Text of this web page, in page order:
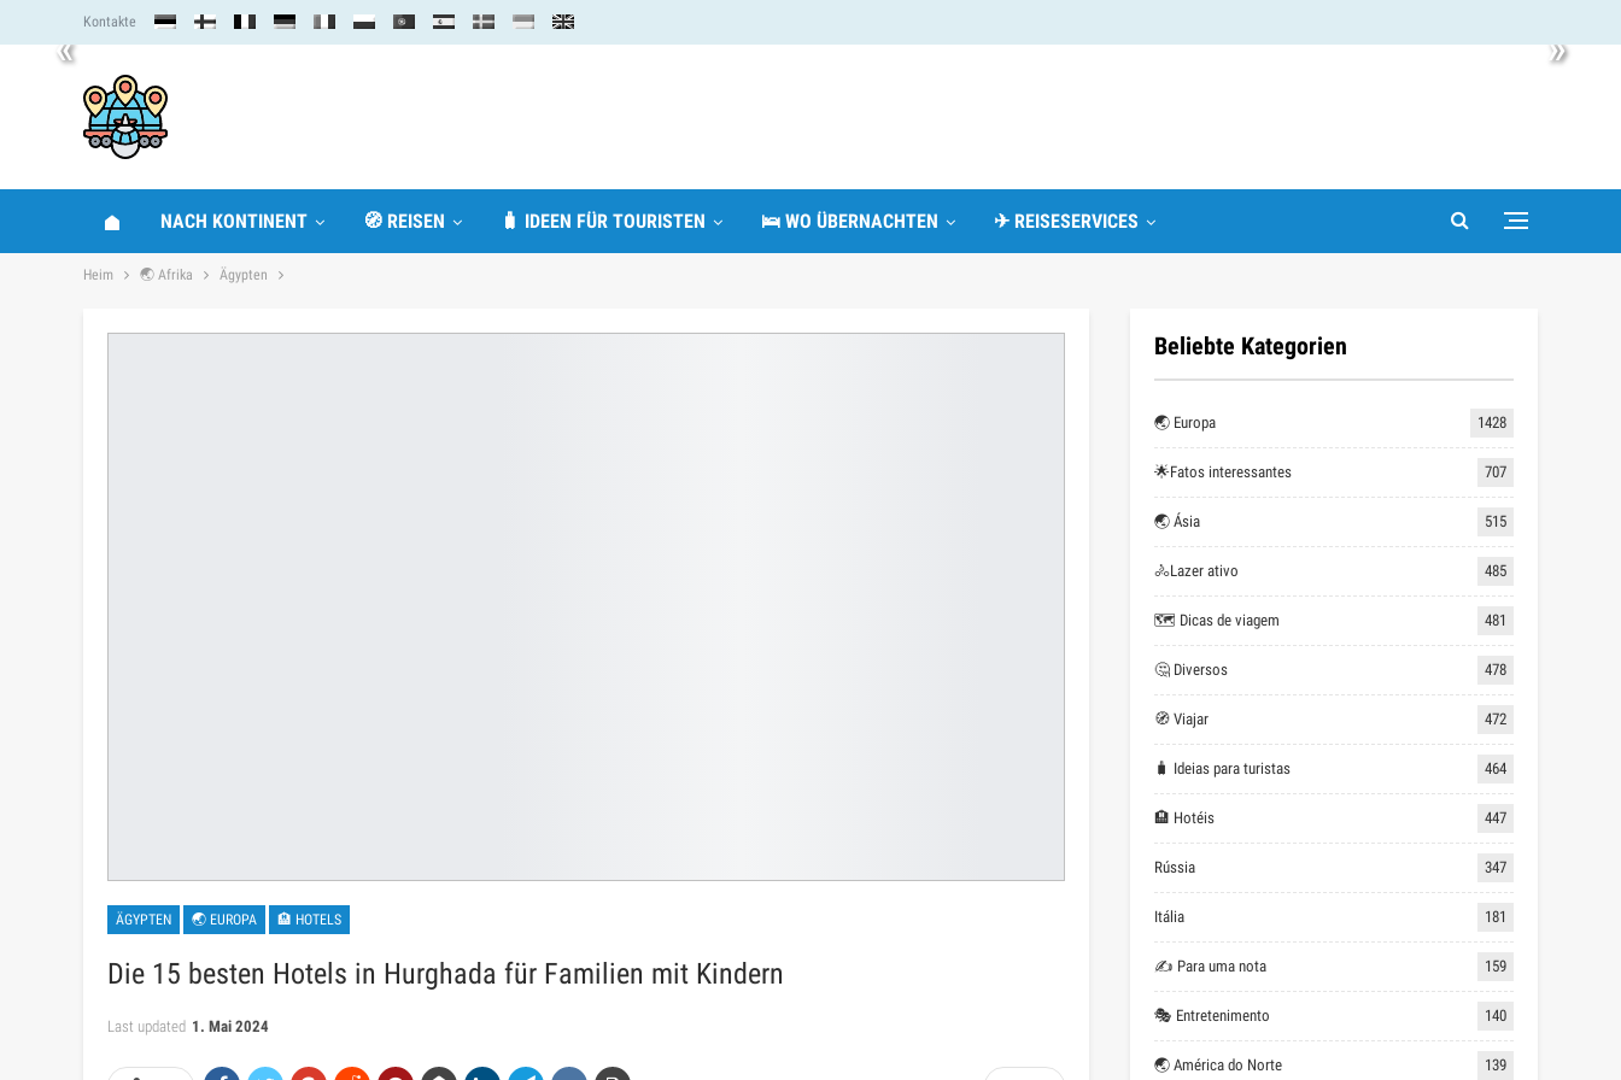
« »
Kontakte
NACH KONTINENT 🧭 REISEN 🧳 IDEEN FÜR TOURISTEN 🛌 WO ÜBERNACHTEN ✈ REISESERVICES
Heim 🌏 Afrika Ägypten
ÄGYPTEN 🌏 EUROPA 🏨 HOTELS
Die 15 besten Hotels in Hurghada für Familien mit Kindern
Last updated 1. Mai 2024
Beliebte Kategorien
🌏 Europa 1428
🌟Fatos interessantes 707
🌏 Ásia 515
🚴Lazer ativo 485
🗺 Dicas de viagem 481
🤔 Diversos 478
🧭 Viajar 472
🧳 Ideias para turistas 464
🏨 Hotéis 447
Rússia 347
Itália 181
✍ Para uma nota 159
🎭 Entretenimento 140
🌏 América do Norte 139